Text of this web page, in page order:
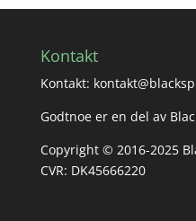
Kontakt
Kontakt:
Godtnoe er en del av
Copyright © 2016-2025
CVR: DK45666220